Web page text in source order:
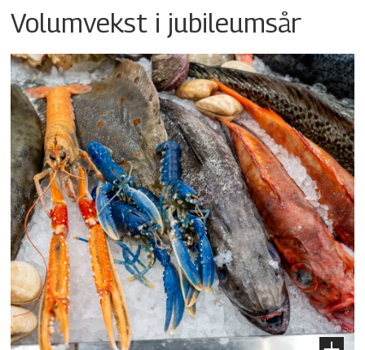
Volumvekst i jubileumsår